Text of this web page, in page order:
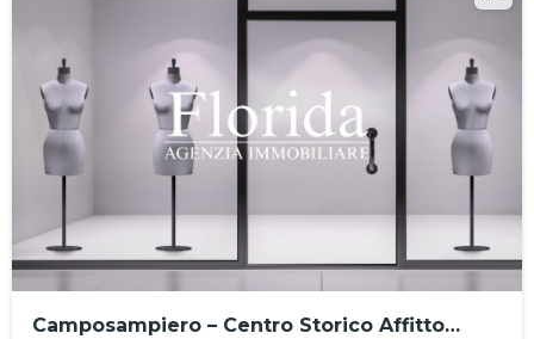
Camposampiero – Centro Storico Affitto